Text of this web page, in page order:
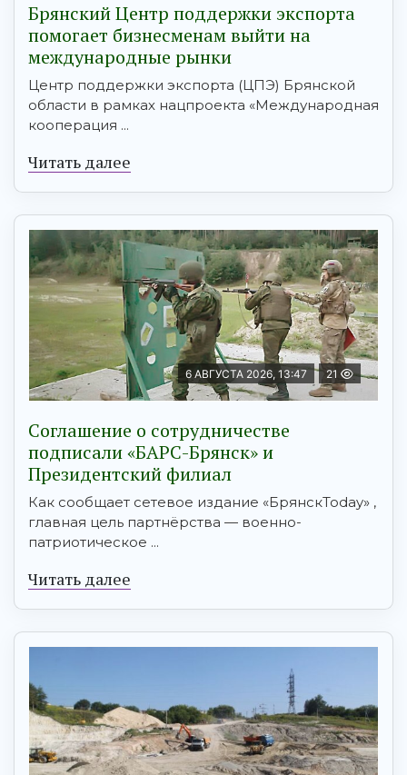
Брянский Центр поддержки экспорта
помогает бизнесменам выйти на
международные рынки
Центр поддержки экспорта (ЦПЭ) Брянской
области в рамках нацпроекта «Международная
кооперация ...
Читать далее
6 АВГУСТА 2026, 13:47 21
Соглашение о сотрудничестве
подписали «БАРС-Брянск» и
Президентский филиал
Как сообщает сетевое издание «БрянскToday» ,
главная цель партнёрства — военно-
патриотическое ...
Читать далее